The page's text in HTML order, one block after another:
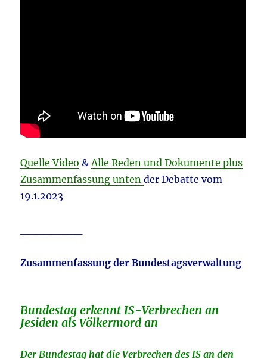
Quelle Video &Alle Reden und Dokumente plus
Zusammenfassung untender Debatte vom
19.1.2023
Zusammenfassung der Bundestagsverwaltung
Bundestag erkennt IS-Verbrechen an
Jesiden als Völkermord an
Der Bundestag hat die Verbrechen des IS an den